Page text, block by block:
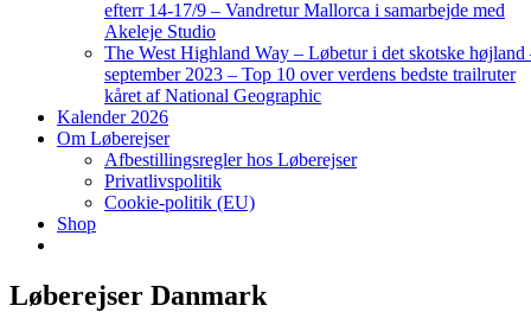
efterr 14-17/9 – Vandretur Mallorca i samarbejde med
Akeleje Studio
The West Highland Way – Løbetur i det skotske højland
september 2023 – Top 10 over verdens bedste trailruter
kåret af National Geographic
Kalender 2026
Om Løberejser
Afbestillingsregler hos Løberejser
Privatlivspolitik
Cookie-politik (EU)
Shop
Løberejser Danmark